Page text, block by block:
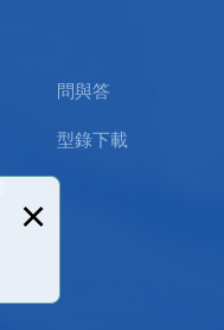
×
問與答
型錄下載